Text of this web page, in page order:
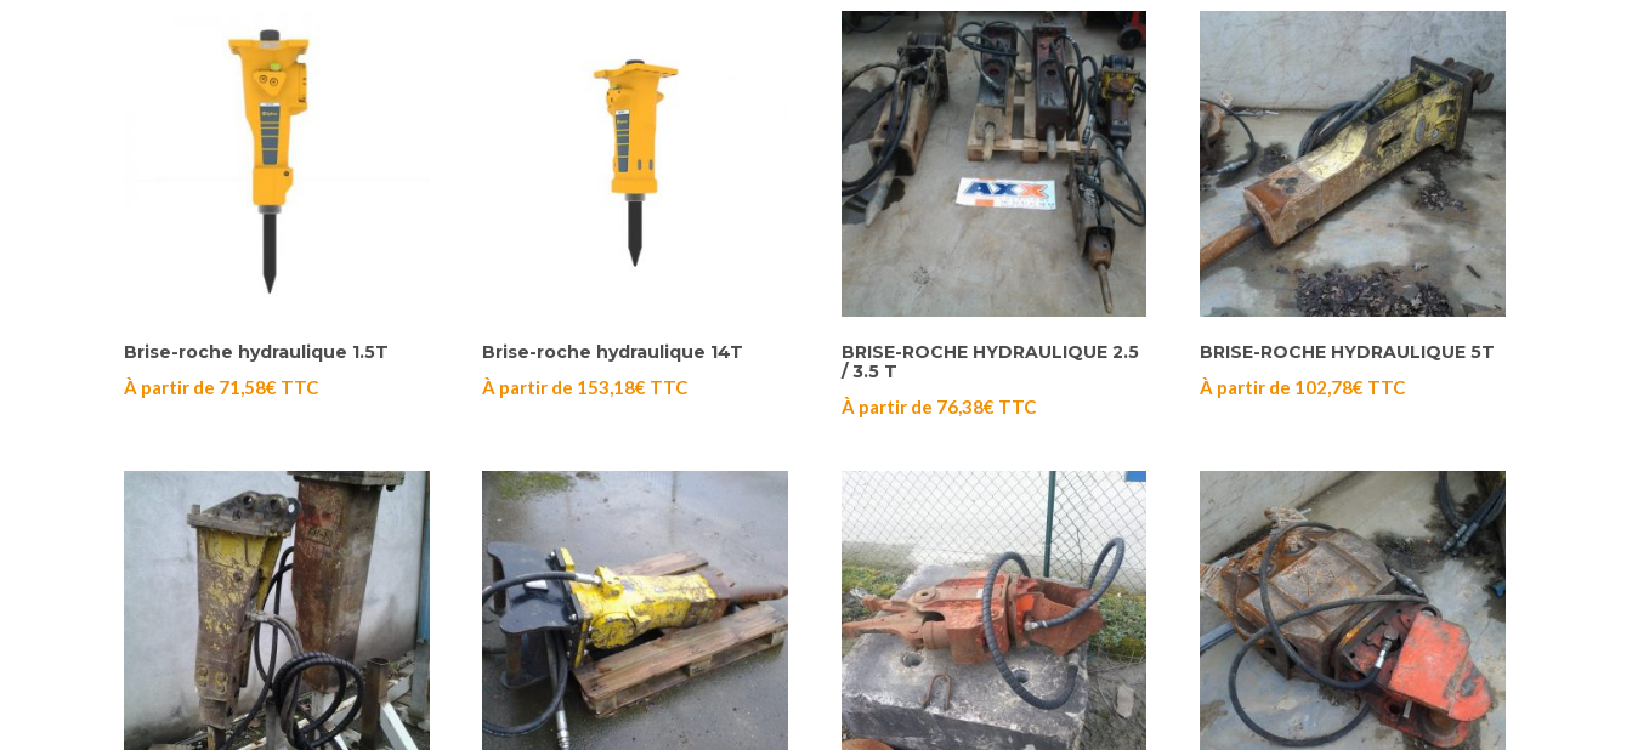
Brise-roche hydraulique 1.5T
À partir de 71,58€ TTC
Brise-roche hydraulique 14T
À partir de 153,18€ TTC
BRISE-ROCHE HYDRAULIQUE 2.5
/ 3.5 T
À partir de 76,38€ TTC
BRISE-ROCHE HYDRAULIQUE 5T
À partir de 102,78€ TTC